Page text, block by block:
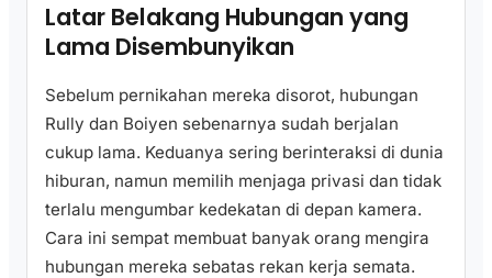
Latar Belakang Hubungan yang
Lama Disembunyikan
Sebelum pernikahan mereka disorot, hubungan
Rully dan Boiyen sebenarnya sudah berjalan
cukup lama. Keduanya sering berinteraksi di dunia
hiburan, namun memilih menjaga privasi dan tidak
terlalu mengumbar kedekatan di depan kamera.
Cara ini sempat membuat banyak orang mengira
hubungan mereka sebatas rekan kerja semata.